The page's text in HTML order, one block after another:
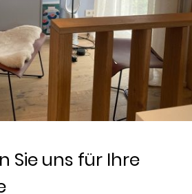
Sie uns für Ihre